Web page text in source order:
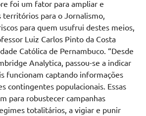
foi um fator para ampliar e
territórios para o Jornalismo,
para quem usufrui destes meios,
Luiz Carlos Pinto da Costa
Católica de Pernambuco. “Desde
Analytica, passou-se a indicar
funcionam captando informações
contingentes populacionais. Essas
para robustecer campanhas
totalitários, a vigiar e punir